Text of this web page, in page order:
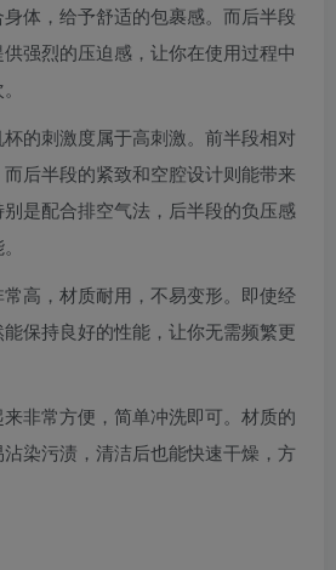
体，给予舒适的包裹感。而后半段
强烈的压迫感，让你在使用过程中
杯的刺激度属于高刺激。前半段相对
后半段的紧致和空腔设计则能带来
是配合排空气法，后半段的负压感
常高，材质耐用，不易变形。即使经
保持良好的性能，让你无需频繁更
来非常方便，简单冲洗即可。材质的
染污渍，清洁后也能快速干燥，方